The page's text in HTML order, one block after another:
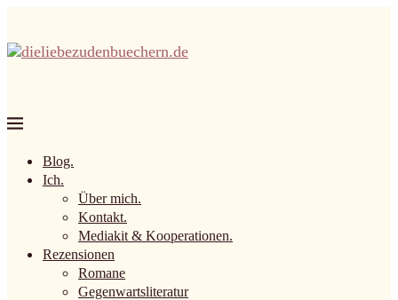
Blog.
Ich.
Über mich.
Kontakt.
Mediakit & Kooperationen.
Rezensionen
Romane
Gegenwartsliteratur